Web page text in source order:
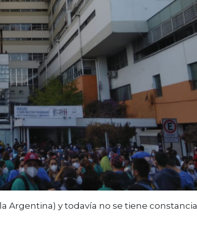
Argentina) y todavía no se tiene constancia